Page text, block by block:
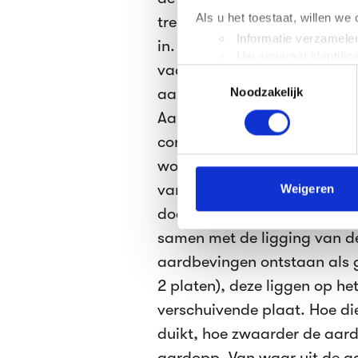
Als u het toestaat, willen we
Informatie
toestemming op elk
We gebruiken cookies om
media, adverteren en
verstrekt of die ze hebben
Toestemmingsselectie
Noodzakelijk
Weigeren
trekt de oceanische plaat
in. Het water oefent een
vaak vulkanisme.
aardkorstdelen, deze
Aardbevingen komen vaak
convectiestromingen de
wordt opgebouwd, totdat
van aardbevingen. Zware
doet zich voor aan de
samen met de ligging van
aardbevingen ontstaan als
2 platen), deze liggen op
verschuivende plaat. Hoe
duikt, hoe zwaarder de